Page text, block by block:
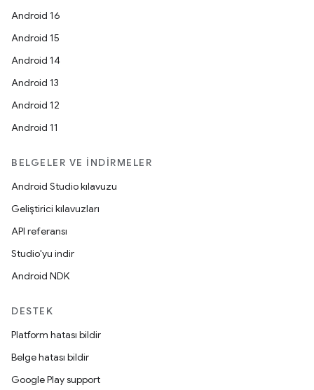
Android 16
Android 15
Android 14
Android 13
Android 12
Android 11
BELGELER VE İNDIRMELER
Android Studio kılavuzu
Geliştirici kılavuzları
API referansı
Studio'yu indir
Android NDK
DESTEK
Platform hatası bildir
Belge hatası bildir
Google Play support